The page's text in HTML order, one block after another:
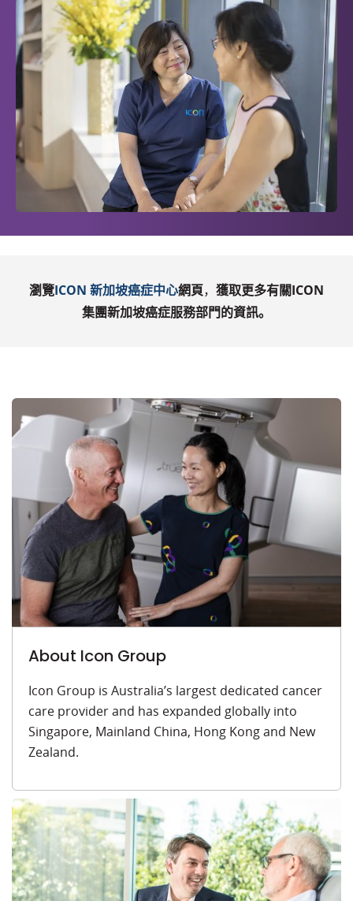
瀏覽ICON 新加坡癌症中心網頁， 獲取更多有關ICON
集團新加坡癌症服務部門的資訊。
About Icon Group
Icon Group is Australia’s largest dedicated cancer
care provider and has expanded globally into
Singapore, Mainland China, Hong Kong and New
Zealand.